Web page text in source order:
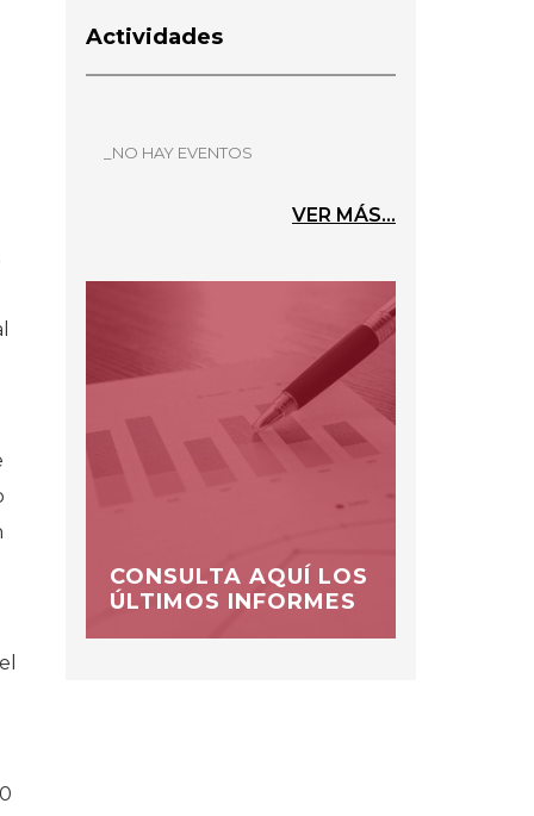
Actividades
_NO HAY EVENTOS
VER MÁS...
CONSULTA AQUÍ LOS
ÚLTIMOS INFORMES